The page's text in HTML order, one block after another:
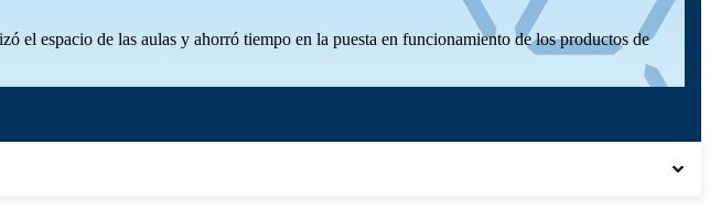
espacio de las aulas y ahorró tiempo en la puesta en funcionamiento de los productos de